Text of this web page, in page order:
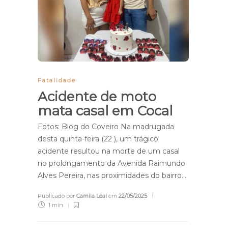
Fatalidade
Acidente de moto
mata casal em Cocal
Fotos: Blog do Coveiro Na madrugada
desta quinta-feira (22 ), um trágico
acidente resultou na morte de um casal
no prolongamento da Avenida Raimundo
Alves Pereira, nas proximidades do bairro…
Publicado por Camila Leal em 22/05/2025
1 min